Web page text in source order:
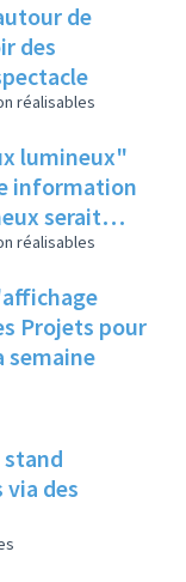
de
des
réalisables
lumineux"
information
serait
Ajouter un
réalisables
Projets pour
semaine
des